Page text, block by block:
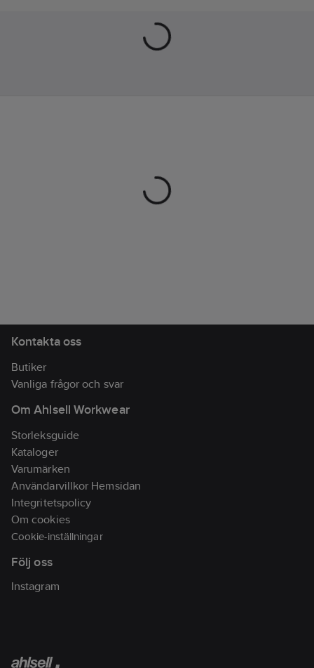
luften och driver bort
kondens och fukt.
• Förbättrar
• Luften i huset blir
torr
• Reglerbart luftintag
som gör att inneluften
kan recirkuleras
• Det är lättare att
värma upp ett rum
som har torr luft
genomföringsrör och
ventilationsgaller
Kontakta oss
Butiker
Vanliga frågor och svar
Om Ahlsell Workwear
Storleksguide
Kataloger
Varumärken
Användarvillkor Hemsidan
Integritetspolicy
Om cookies
Cookie-inställningar
Följ oss
Instagram